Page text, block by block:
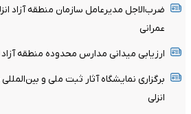
ضرب‌الاجل مدیرعامل سازمان منطقه آزاد
عمرانی
ارزیابی میدانی مدارس محدوده منطقه آزاد
برگزاری نمایشگاه آثار ثبت ملی و
انزلی